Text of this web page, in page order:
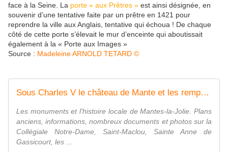
face à la Seine. La porte « aux Prêtres » est ainsi désignée, en
souvenir d’une tentative faite par un prêtre en 1421 pour
reprendre la ville aux Anglais, tentative qui échoua ! De chaque
côté de cette porte s’élevait le mur d’enceinte qui aboutissait
également à la « Porte aux Images »
Source : Madeleine ARNOLD TETARD ©
Sous Charles V le château de Mante et les remparts restaurés l'an 1382
Les monuments et l'histoire locale de Mantes-la-Jolie. Plans
anciens, informations, nombreux documents et photos sur la
Collégiale Notre-Dame, Saint-Maclou, Sainte Anne de
Gassicourt, les ...